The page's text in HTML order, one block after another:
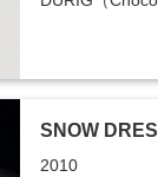
SNOW
2010